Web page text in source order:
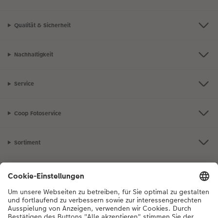
Qualität & Sicherheit
Nachhaltigkeit
Service
Coop Fotoservice
Sortiment
Inspiration
Bei Fragen zu Produkten oder der Bestellung können Sie uns gerne von
Montag bis Samstag von 8:00 – 20:00 Uhr und Sonntag von 10:00 –